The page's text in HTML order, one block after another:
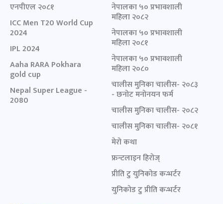
एनपीएल २०८१
ICC Men T20 World Cup
2024
IPL 2024
Aaha RARA Pokhara
gold cup
Nepal Super League -
2080
नेपालका ५० प्रभावशाली
महिला २०८२
नेपालका ५० प्रभावशाली
महिला २०८१
नेपालका ५० प्रभावशाली
महिला २०८०
चालीस मुनिका चालीस- २०८३
- छनोट मनोनयन फर्म
चालीस मुनिका चालीस- २०८२
चालीस मुनिका चालीस- २०८१
मेरो कथा
फ्रन्टलाइन हिरोज्
प्रीति टु युनिकोड कन्भर्टर
युनिकोड टु प्रीति कन्भर्टर